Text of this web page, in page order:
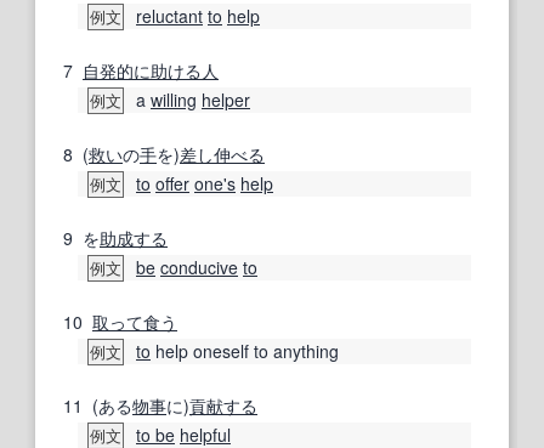
例文 reluctant to help
7 自発的に助ける人
例文 a willing helper
8 (救いの手を)差し伸べる
例文 to offer one's help
9 を助成する
例文 be conducive to
10 取って食う
例文 to help oneself to anything
11 (ある物事に)貢献する
例文 to be helpful